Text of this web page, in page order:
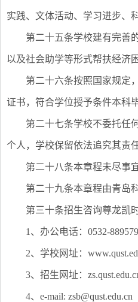
实践、文体活动、学习进步、
第二十五条学校建有完善
以及社会助学等形式帮扶经济
第二十六条按照国家规定
证书，符合学位授予条件本科
第二十七条学校不委托任
个人，学校保留依法追究其责
第二十八条本章程未尽事
第二十九条本章程由青岛
第三十条招生咨询尊龙凯
1、办公电话：0532-
2、学校网址：
3、招生网址：
4、e-mail: zsb@qust.edu.cn